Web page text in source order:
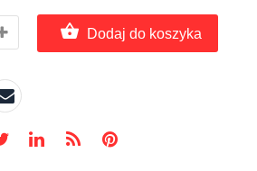
Dodaj do koszyka